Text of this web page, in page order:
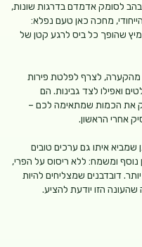
לסומק אדמדם בדרגות שונות,
מחכה כאן טעם נפלא:
שהופך כל ביס לרגע קטן של
מהקערה, לצרף לפלטת פירות
ואפילו לצד גבינות. הם
את הכמות שמתאימה לכם –
אחרי הראשון.
איתו גם ערכים טובים
נוסף ומשמח: ללא ריסוס על הפרי,
דובדבנים שמצליחים להיות
שהעונה הזו יודעת להציע.